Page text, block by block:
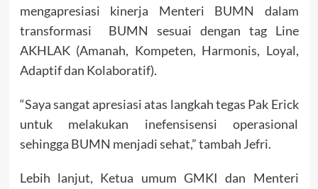
mengapresiasi kinerja Menteri BUMN dalam
transformasi BUMN sesuai dengan tag Line
AKHLAK (Amanah, Kompeten, Harmonis, Loyal,
Adaptif dan Kolaboratif).
“Saya sangat apresiasi atas langkah tegas Pak Erick
untuk melakukan inefensisensi operasional
sehingga BUMN menjadi sehat,” tambah Jefri.
Lebih lanjut, Ketua umum GMKI dan Menteri